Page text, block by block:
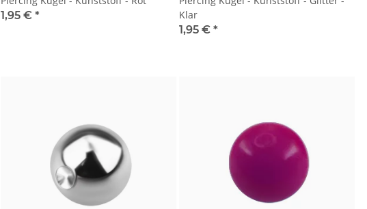
1,95 € *
Klar
1,95 € *